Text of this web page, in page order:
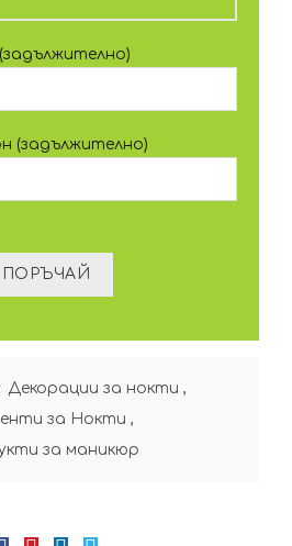
(задължително)
Декорации за нокти ,
за Нокти ,
за маникюр